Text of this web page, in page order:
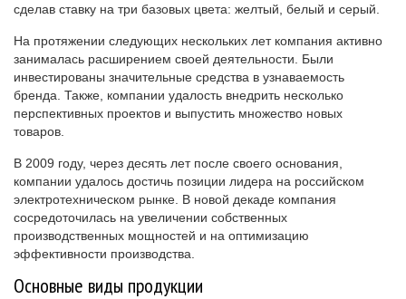
сделав ставку на три базовых цвета: желтый, белый и серый.
На протяжении следующих нескольких лет компания активно
занималась расширением своей деятельности. Были
инвестированы значительные средства в узнаваемость
бренда. Также, компании удалость внедрить несколько
перспективных проектов и выпустить множество новых
товаров.
В 2009 году, через десять лет после своего основания,
компании удалось достичь позиции лидера на российском
электротехническом рынке. В новой декаде компания
сосредоточилась на увеличении собственных
производственных мощностей и на оптимизацию
эффективности производства.
Основные виды продукции